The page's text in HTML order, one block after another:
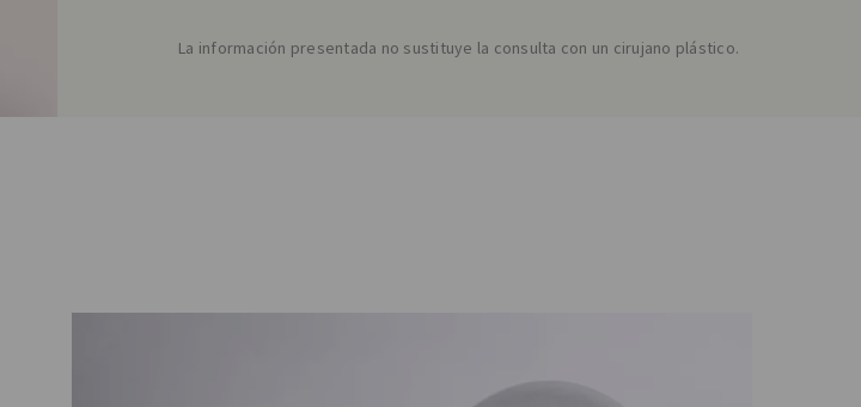
La información presentada no sustituye la consulta con un cirujano plástico.